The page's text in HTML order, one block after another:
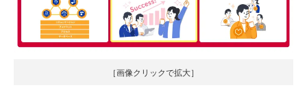
［画像クリックで拡大］